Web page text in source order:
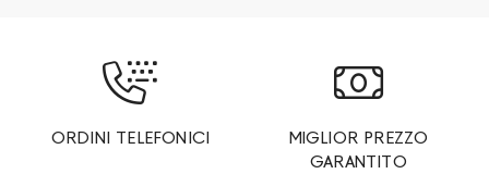
ORDINI TELEFONICI
MIGLIOR PREZZO
GARANTITO